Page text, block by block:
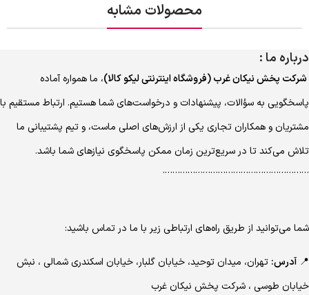
محصولات مشابه
درباره ما :
شرکت پخش نیکان غرب (فروشگاه اینترنتی لیکو کالا)، ما همواره آماده
پاسخگویی به سؤالات، پیشنهادات و درخواست‌های شما هستیم. ارتباط مستقیم با
مشتریان و همکاران تجاری یکی از ارزش‌های اصلی ماست، و تیم پشتیبانی ما
تلاش می‌کند تا در سریع‌ترین زمان ممکن پاسخگوی نیازهای شما باشد.
………………………………………………….
شما می‌توانید از طریق راه‌های ارتباطی زیر با ما در تماس باشید:
📍 آدرس: تهران، میدان توحید، خیابان گلبار، خیابان اسکندری شمالی ، نبش
خیابان طوسی ، شرکت پخش نیکان غرب